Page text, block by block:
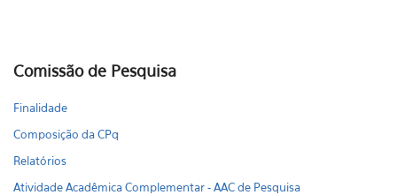
Comissão de Pesquisa
Finalidade
Composição da CPq
Relatórios
Atividade Acadêmica Complementar - AAC de Pesquisa